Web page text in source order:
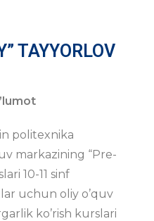
TAYYORLOV
politexnika
markazining “Pre-
10-11 sinf
uchun oliy o’quv
ko’rish kurslari